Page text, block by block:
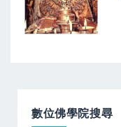
數位佛學院搜尋